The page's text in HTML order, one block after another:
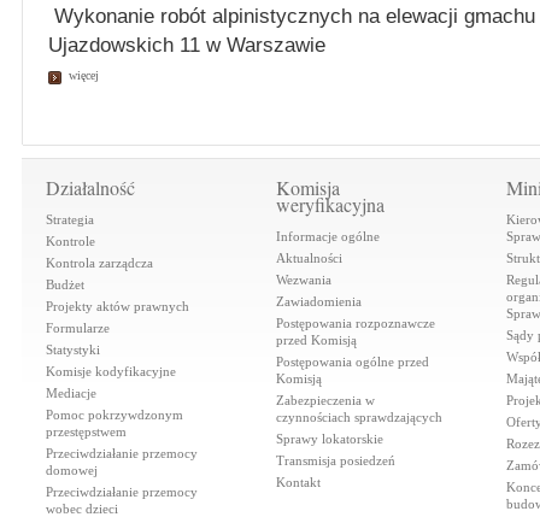
Wykonanie robót alpinistycznych na elewacji
Ujazdowskich 11 w Warszawie
więcej
Działalność
Strategia
Kontrole
Kontrola zarządcza
Budżet
Projekty aktów prawnych
Formularze
Statystyki
Komisje kodyfikacyjne
Mediacje
Pomoc pokrzywdzonym
przestępstwem
Przeciwdziałanie przemocy
domowej
Przeciwdziałanie przemocy
wobec dzieci
Komisja
weryfikacyjna
Informacje ogólne
Aktualności
Wezwania
Zawiadomienia
Postępowania rozpoznawcze
przed Komisją
Postępowania ogólne przed
Komisją
Zabezpieczenia w
czynnościach sprawdzających
Sprawy lokatorskie
Transmisja posiedzeń
Kontakt
Sądy